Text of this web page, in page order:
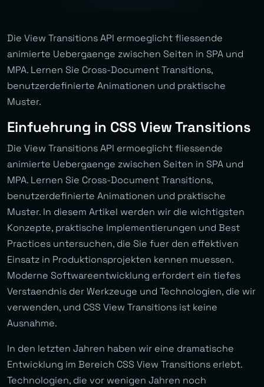
Die View Transitions API ermoeglicht fliessende
animierte Uebergaenge zwischen Seiten in SPA und
MPA. Lernen Sie Cross-Document Transitions,
benutzerdefinierte Animationen und praktische
Muster.
Einfuehrung in CSS View Transitions
Die View Transitions API ermoeglicht fliessende
animierte Uebergaenge zwischen Seiten in SPA und
MPA. Lernen Sie Cross-Document Transitions,
benutzerdefinierte Animationen und praktische
Muster. In diesem Artikel werden wir die wichtigsten
Konzepte, praktische Implementierungen und Best
Practices untersuchen, die Sie fuer den effektiven
Einsatz in Produktionsprojekten kennen muessen.
Moderne Softwareentwicklung erfordert ein tiefes
Verstaendnis der Werkzeuge und Technologien, die wir
verwenden, und CSS View Transitions ist keine
Ausnahme.
In den letzten Jahren haben wir eine dramatische
Entwicklung im Bereich CSS View Transitions erlebt.
Technologien, die vor wenigen Jahren noch